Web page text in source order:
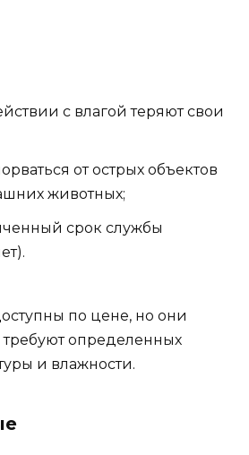
с влагой теряют свои
от острых объектов
животных;
срок службы
по цене, но они
определенных
и влажности.